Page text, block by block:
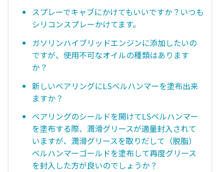
スプレーでキャブにかけてもいいですか？いつも
シリコンスプレーかけてます。
ガソリンハイブリッドエンジンに添加したいの
ですが、使用不可なオイルの種類はあります
か？
新しいベアリングにLSベルハンマーを塗布出来
ますか？
ベアリングのシールドを開けてLSベルハンマー
を塗布する際、潤滑グリースが適量封入されて
いますが、潤滑グリースを取りだして（脱脂）
ベルハンマーゴールドを塗布して再度グリース
を封入した方が良いのでしょうか？